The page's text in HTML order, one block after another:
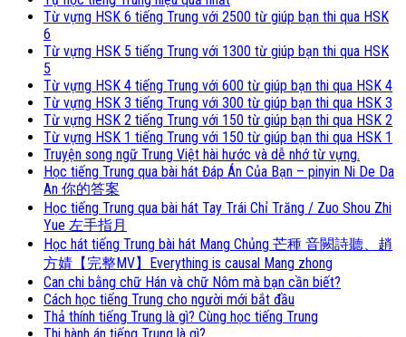
Từ vựng HSK 6 tiếng Trung với 2500 từ giúp bạn thi qua HSK
6
Từ vựng HSK 5 tiếng Trung với 1300 từ giúp bạn thi qua HSK
5
Từ vựng HSK 4 tiếng Trung với 600 từ giúp bạn thi qua HSK 4
Từ vựng HSK 3 tiếng Trung với 300 từ giúp bạn thi qua HSK 3
Từ vựng HSK 2 tiếng Trung với 150 từ giúp bạn thi qua HSK 2
Từ vựng HSK 1 tiếng Trung với 150 từ giúp bạn thi qua HSK 1
Truyện song ngữ Trung Việt hài hước và dễ nhớ từ vựng.
Học tiếng Trung qua bài hát Đáp Án Của Bạn – pinyin Ni De Da
An 你的答案
Học tiếng Trung qua bài hát Tay Trái Chỉ Trăng / Zuo Shou Zhi
Yue 左手指月
Học hát tiếng Trung bài hát Mang Chủng 芒種 音闕詩聽、趙
方婧【完整MV】Everything is causal Mang zhong
Can chi bằng chữ Hán và chữ Nôm mà bạn cần biết?
Cách học tiếng Trung cho người mới bắt đầu
Thả thính tiếng Trung là gì? Cùng học tiếng Trung